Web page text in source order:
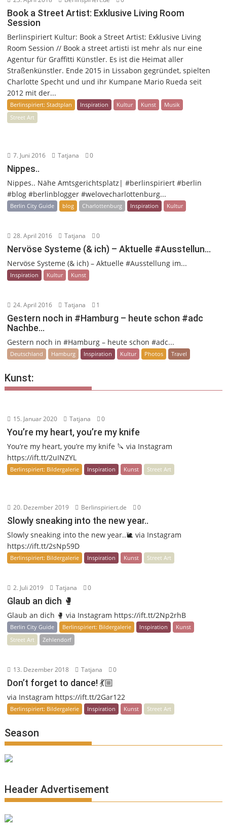
Book a Street Artist: Exklusive Living Room
Session
Berlinspiriert Kultur: Book a Street Artist: Exklusive Living
Room Session // Book a street artisti ist mehr als nur eine
Agentur für Graffitti Künstler. Es ist die Heimat aller
Straßenkünstler. Ende 2015 in Lissabon gegründet, spielten
Charlotte Specht und und ihr Kumpane Mario Rueda seit
2012 mit der...
Berlinspiriert: Stadtplan Inspiration Kultur Kunst
Musik
Street Art
7. Juni 2016 Tatjana 0
Nippes..
Nippes.. Nähe Amtsgerichtsplatz| #berlinspiriert #berlin
#blog #berlinblogger #welovecharlottenburg...
Berlin City Guide blog Charlottenburg Inspiration Kultur
28. April 2016 Tatjana 0
Nervöse Systeme (& ich) – Aktuelle #Ausstellun…
Nervöse Systeme (& ich) – Aktuelle #Ausstellung im...
Inspiration Kultur Kunst
24. April 2016 Tatjana 1
Gestern noch in #Hamburg – heute schon #adc
Nachbe…
Gestern noch in #Hamburg – heute schon #adc...
Deutschland Hamburg Inspiration Kultur Photos Travel
Kunst:
15. Januar 2020 Tatjana 0
You’re my heart, you’re my knife
You’re my heart, you’re my knife 🔪 via Instagram
https://ift.tt/2uINZYL
Berlinspiriert: Bildergalerie Inspiration Kunst Street Art
20. Dezember 2019 Berlinspiriert.de 0
Slowly sneaking into the new year..
Slowly sneaking into the new year..🐌 via Instagram
https://ift.tt/2sNp59D
Berlinspiriert: Bildergalerie Inspiration Kunst Street Art
2. Juli 2019 Tatjana 0
Glaub an dich 🥊
Glaub an dich 🥊 via Instagram https://ift.tt/2Np2rhB
Berlin City Guide Berlinspiriert: Bildergalerie Inspiration
Kunst
Street Art
Zehlendorf
13. Dezember 2018 Tatjana 0
Don’t forget to dance! 💃🏼
via Instagram https://ift.tt/2Gar122
Berlinspiriert: Bildergalerie Inspiration Kunst Street Art
Season
Header Advertisement